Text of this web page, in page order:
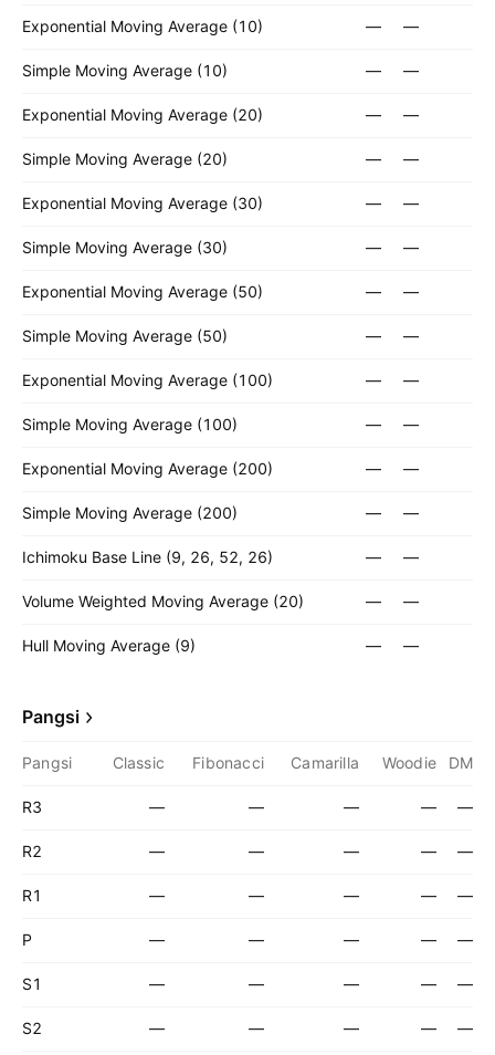
Exponential Moving Average (10) — —
Simple Moving Average (10) — —
Exponential Moving Average (20) — —
Simple Moving Average (20) — —
Exponential Moving Average (30) — —
Simple Moving Average (30) — —
Exponential Moving Average (50) — —
Simple Moving Average (50) — —
Exponential Moving Average (100) — —
Simple Moving Average (100) — —
Exponential Moving Average (200) — —
Simple Moving Average (200) — —
Ichimoku Base Line (9, 26, 52, 26) — —
Volume Weighted Moving Average (20) — —
Hull Moving Average (9) — —
Pangsi
Pangsi Classic Fibonacci Camarilla Woodie DM
R3 — — — — —
R2 — — — — —
R1 — — — — —
P — — — — —
S1 — — — — —
S2 — — — — —